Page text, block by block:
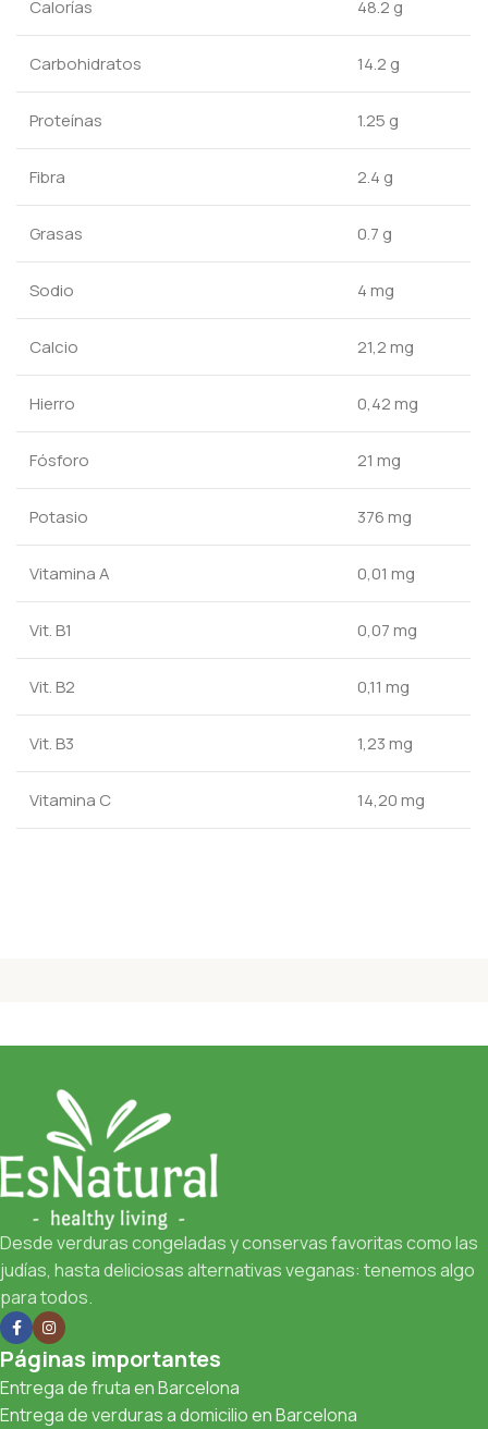
Calorías 48.2 g
Carbohidratos 14.2 g
Proteínas 1.25 g
Fibra 2.4 g
Grasas 0.7 g
Sodio 4 mg
Calcio 21,2 mg
Hierro 0,42 mg
Fósforo 21 mg
Potasio 376 mg
Vitamina A 0,01 mg
Vit. B1 0,07 mg
Vit. B2 0,11 mg
Vit. B3 1,23 mg
Vitamina C 14,20 mg
Desde verduras congeladas y conservas favoritas como las
judías, hasta deliciosas alternativas veganas: tenemos algo
para todos.
Páginas importantes
Entrega de fruta en Barcelona
Entrega de verduras a domicilio en Barcelona